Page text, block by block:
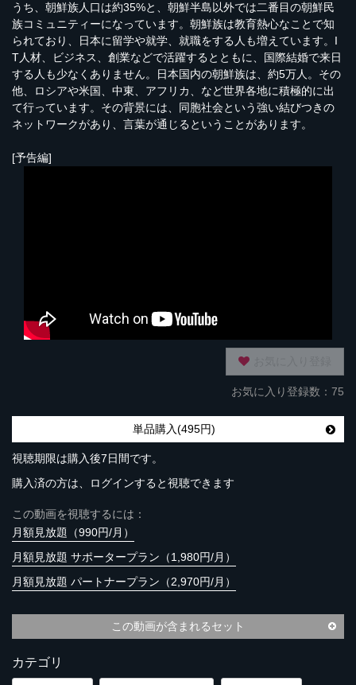
うち、朝鮮族人口は約35%と、朝鮮半島以外では二番目の朝鮮民
族コミュニティーになっています。朝鮮族は教育熱心なことで知
られており、日本に留学や就学、就職をする人も増えています。I
T人材、ビジネス、創業などで活躍するとともに、国際結婚で来日
する人も少なくありません。日本国内の朝鮮族は、約5万人。その
他、ロシアや米国、中東、アフリカ、など世界各地に積極的に出
て行っています。その背景には、同胞社会という強い結びつきの
ネットワークがあり、言葉が通じるということがあります。
[予告編]
お気に入り登録数：75
単品購入(495円)
視聴期限は購入後7日間です。
購入済の方は、ログインすると視聴できます
この動画を視聴するには：
月額見放題（990円/月）
月額見放題 サポータープラン（1,980円/月）
月額見放題 パートナープラン（2,970円/月）
この動画が含まれるセット
カテゴリ